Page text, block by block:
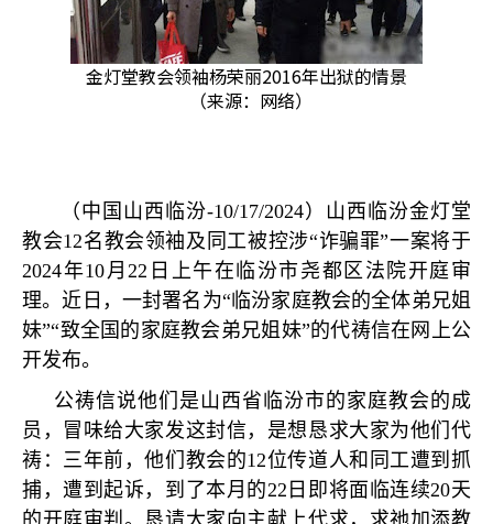
金灯堂教会领袖杨荣丽2016年出狱的情景
（来源：网络）
（中国山西临汾-10/17/2024）山西临汾金灯堂
教会12名教会领袖及同工被控涉“诈骗罪”一案将于
2024年10月22 日上午在临汾市尧都区法院开庭审
理。近日，一封署名为“临汾家庭教会的全体弟兄姐
妹”“致全国的家庭教会弟兄姐妹”的代祷信在网上公
开发布。
公祷信说他们是山西省临汾市的家庭教会的成
员，冒味给大家发这封信，是想恳求大家为他们代
祷：三年前，他们教会的12位传道人和同工遭到抓
捕，遭到起诉，到了本月的22 日即将面临连续20天
的开庭审判。恳请大家向主献上代求，求祂加添教